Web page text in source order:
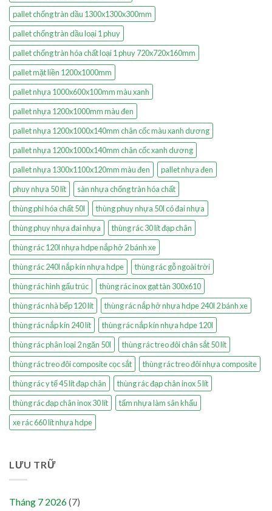
pallet chống tràn dầu 1300x1300x300mm
pallet chống tràn dầu loại 1 phuy
pallet chống tràn hóa chất loại 1 phuy 720x720x160mm
pallet mặt liền 1200x1000mm
pallet nhựa 1000x600x100mm màu xanh
pallet nhựa 1200x1000mm màu đen
pallet nhựa 1200x1000x140mm chân cốc màu xanh dương
pallet nhựa 1200x1000x140mm chân cốc xanh dương
pallet nhựa 1300x1100x120mm màu đen
pallet nhựa đen
phuy nhựa 50 lít
sàn nhựa chống tràn hóa chất
thùng phi hóa chất 50l
thùng phuy nhựa 50l có đai nhựa
thùng phuy nhựa đai nhựa
thùng rác 30 lít đạp chân
thùng rác 120l nhựa hdpe nắp hở 2 bánh xe
thùng rác 240l nắp kín nhựa hdpe
thùng rác gỗ ngoài trời
thùng rác hình gấu trúc
thùng rác inox gạt tàn 300x610
thùng rác nhà bếp 120 lít
thùng rác nắp hở nhựa hdpe 240l 2 bánh xe
thùng rác nắp kín 240 lít
thùng rác nắp kín nhựa hdpe 120l
thùng rác phân loại 2 ngăn 50l
thùng rác treo đôi chân sắt 50 lít
thùng rác treo đôi composite cọc sắt
thùng rác treo đôi nhựa composite
thùng rác y tế 45 lít đạp chân
thùng rác đạp chân inox 5 lít
thùng rác đạp chân inox 30 lít
tấm nhựa làm sân khấu
xe rác 660 lít nhựa hdpe
LƯU TRỮ
Tháng 7 2026(7)